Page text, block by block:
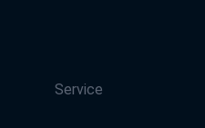
Service